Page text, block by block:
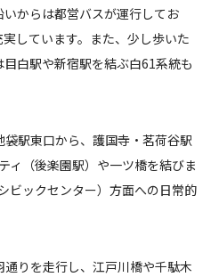
からは都営バスが運行してお
しています。また、少し歩いた
白駅や新宿駅を結ぶ白61系統も
袋駅東口から、護国寺・茗荷谷駅
ィ（後楽園駅）や一ツ橋を結びま
ビックセンター）方面への日常的
通りを走行し、江戸川橋や千駄木